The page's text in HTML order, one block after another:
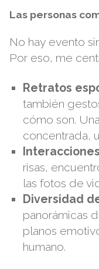
Las personas
No hay evento
Por eso, me
Retratos
también
cómo son.
concentrada,
risas,
las fotos de
Diversidad
panorámicas
planos
humano.